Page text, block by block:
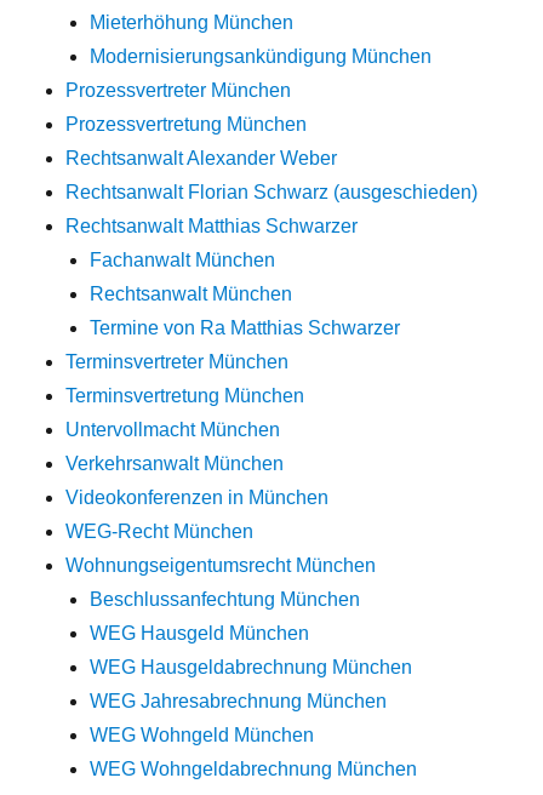
Mieterhöhung München
Modernisierungsankündigung München
Prozessvertreter München
Prozessvertretung München
Rechtsanwalt Alexander Weber
Rechtsanwalt Florian Schwarz (ausgeschieden)
Rechtsanwalt Matthias Schwarzer
Fachanwalt München
Rechtsanwalt München
Termine von Ra Matthias Schwarzer
Terminsvertreter München
Terminsvertretung München
Untervollmacht München
Verkehrsanwalt München
Videokonferenzen in München
WEG-Recht München
Wohnungseigentumsrecht München
Beschlussanfechtung München
WEG Hausgeld München
WEG Hausgeldabrechnung München
WEG Jahresabrechnung München
WEG Wohngeld München
WEG Wohngeldabrechnung München